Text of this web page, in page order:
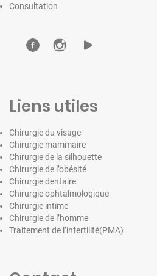
Consultation
Liens utiles
Chirurgie du visage
Chirurgie mammaire
Chirurgie de la silhouette
Chirurgie de l’obésité
Chirurgie dentaire
Chirurgie ophtalmologique
Chirurgie intime
Chirurgie de l’homme
Traitement de l’infertilité(PMA)